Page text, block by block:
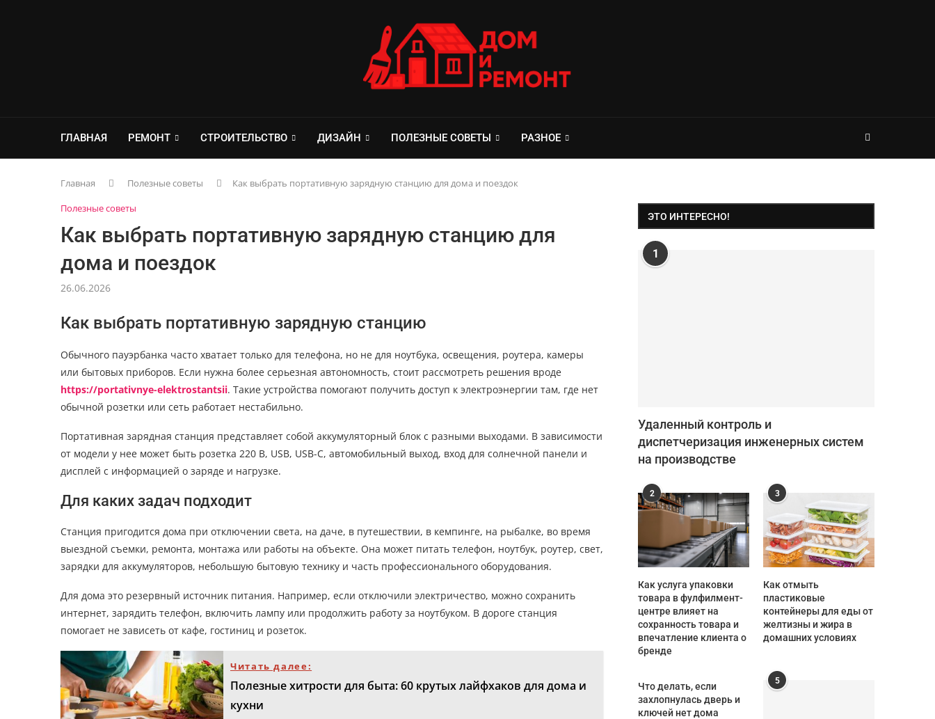
ГЛАВНАЯ РЕМОНТ СТРОИТЕЛЬСТВО ДИЗАЙН ПОЛЕЗНЫЕ СОВЕТЫ РАЗНОЕ
Главная Полезные советы
Как выбрать портативную зарядную станцию для дома и поездок
Полезные советы
Как выбрать портативную зарядную станцию для
дома и поездок
26.06.2026
Как выбрать портативную зарядную станцию
Обычного пауэрбанка часто хватает только для телефона, но не для ноутбука, освещения, роутера, камеры
или бытовых приборов. Если нужна более серьезная автономность, стоит рассмотреть решения вроде
https://portativnye-elektrostantsii. Такие устройства помогают получить доступ к электроэнергии там, где нет
обычной розетки или сеть работает нестабильно.
Портативная зарядная станция представляет собой аккумуляторный блок с разными выходами. В зависимости
от модели у нее может быть розетка 220 В, USB, USB-C, автомобильный выход, вход для солнечной панели и
дисплей с информацией о заряде и нагрузке.
Для каких задач подходит
Станция пригодится дома при отключении света, на даче, в путешествии, в кемпинге, на рыбалке, во время
выездной съемки, ремонта, монтажа или работы на объекте. Она может питать телефон, ноутбук, роутер, свет,
зарядки для аккумуляторов, небольшую бытовую технику и часть профессионального оборудования.
Для дома это резервный источник питания. Например, если отключили электричество, можно сохранить
интернет, зарядить телефон, включить лампу или продолжить работу за ноутбуком. В дороге станция
помогает не зависеть от кафе, гостиниц и розеток.
Читать далее:
Полезные хитрости для быта: 60 крутых лайфхаков для дома и
кухни
ЭТО ИНТЕРЕСНО!
1
Удаленный контроль и
диспетчеризация инженерных систем
на производстве
2
Как услуга упаковки
товара в фулфилмент-
центре влияет на
сохранность товара и
впечатление клиента о
бренде
3
Как отмыть
пластиковые
контейнеры для еды от
желтизны и жира в
домашних условиях
Что делать, если
захлопнулась дверь и
ключей нет дома
5